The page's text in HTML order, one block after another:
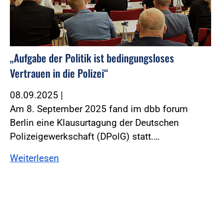
„Aufgabe der Politik ist bedingungsloses
Vertrauen in die Polizei“
08.09.2025 |
Am 8. September 2025 fand im dbb forum
Berlin eine Klausurtagung der Deutschen
Polizeigewerkschaft (DPolG) statt.…
Weiterlesen